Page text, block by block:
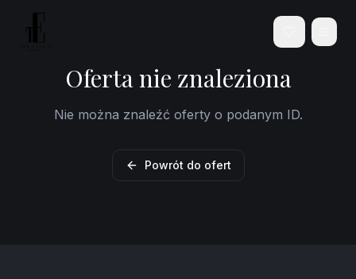
Oferta nie znaleziona
Nie można znaleźć oferty o podanym ID.
Powrót do ofert